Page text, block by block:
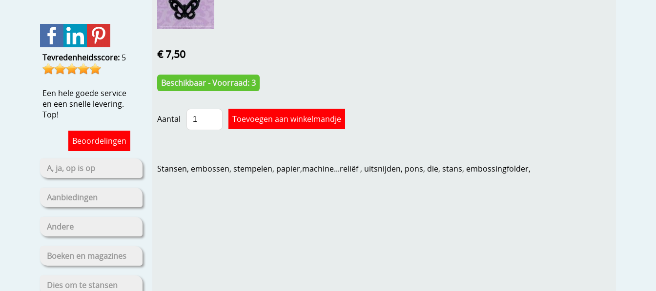
Tevredenheidsscore: 5
Een hele goede service
en een snelle levering.
Top!
Beoordelingen
A, ja, op is op
Aanbiedingen
Andere
Boeken en magazines
Dies om te stansen
€ 7,50
Beschikbaar - Voorraad: 3
Aantal
Stansen, embossen, stempelen, papier,machine...reliëf , uitsnijden, pons, die, stans, embossingfolder,